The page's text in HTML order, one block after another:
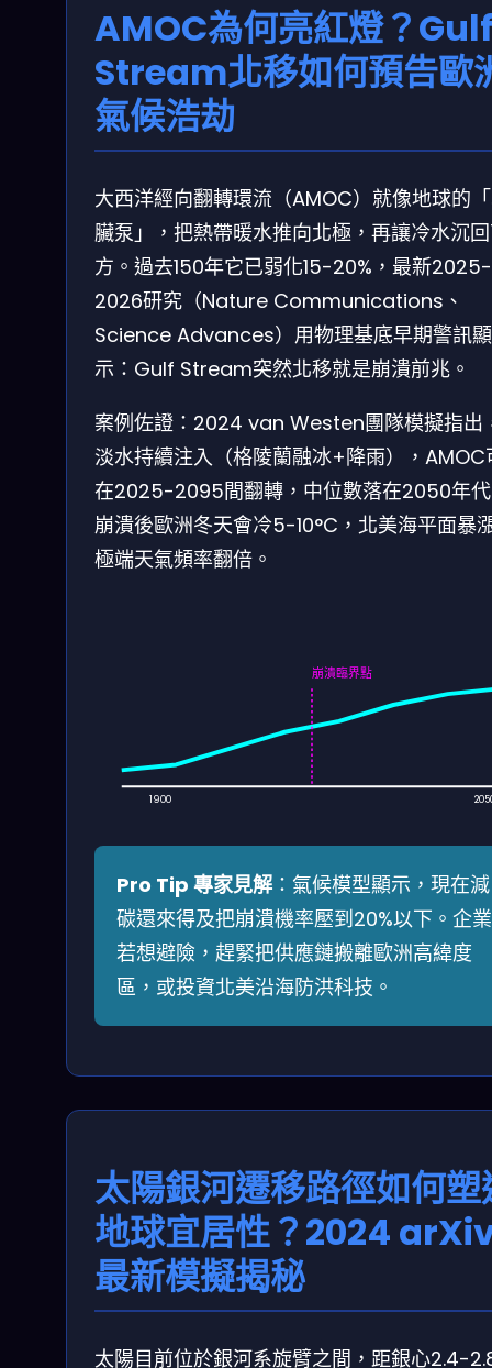
AMOC為何亮紅燈？Gulf
Stream北移如何預告歐
氣候浩劫
大西洋經向翻轉環流（AMOC）就像地球的
臟泵」，把熱帶暖水推向北極，再讓冷水沉
方。過去150年它已弱化15-20%，最新2025-
2026研究（Nature Communications、
Science Advances）用物理基底早期警訊顯
示：Gulf Stream突然北移就是崩潰前兆。
案例佐證：2024 van Westen團隊模擬指出
淡水持續注入（格陵蘭融冰+降雨），AMOC
在2025-2095間翻轉，中位數落在2050年
崩潰後歐洲冬天會冷5-10°C，北美海平面暴
極端天氣頻率翻倍。
1900
崩潰臨界點
Pro Tip 專家見解 ：氣候模型顯示，現在減
碳還來得及把崩潰機率壓到20%以下。企業
若想避險，趕緊把供應鏈搬離歐洲高緯度
區，或投資北美沿海防洪科技。
太陽銀河遷移路徑如何塑
地球宜居性？2024
最新模擬揭秘
太陽目前位於銀河系旋臂之間，距銀心2.4-